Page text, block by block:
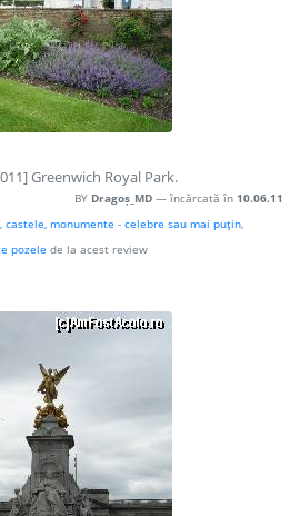
Greenwich Royal Park.
BY Dragoș_MD — încărcată în 10.06.11
castele, monumente - celebre sau mai puţin,
pozele de la acest review